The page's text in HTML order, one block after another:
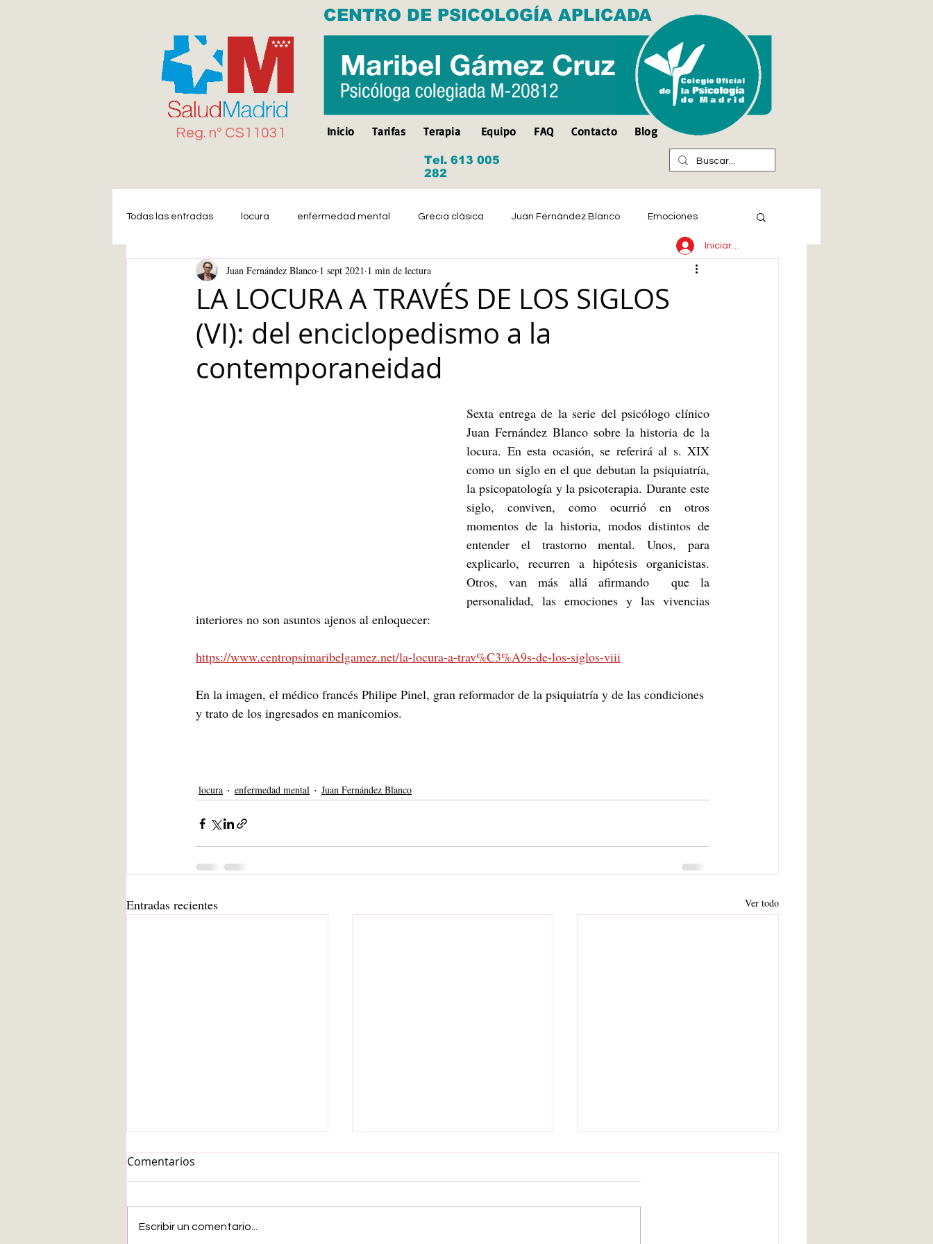
CENTRO DE PSICOLOGÍA APLICADA
Reg. nº CS11031 Inicio Tarifas Terapia Equipo FAQ Contacto Blog
Tel. 613 005
282
Todas las entradas locura enfermedad mental Grecia clásica Juan Fernández Blanco Emociones
Estrés Ansiedad Suicidio Discapacidad
Blanca de la Torre Fernández Maribel Gámez Comunicación Hijos
Cambio de sexo Orientación sexual Adolescencia
LA LOCURA A TRAVÉS DE LOS SIGLOS
(VI): del enciclopedismo a la
contemporaneidad
Juan Fernández Blanco 1 sept 2021 1 min de lectura
Sexta entrega de la serie del psicólogo clínico
Juan Fernández Blanco sobre la historia de la
locura. En esta ocasión, se referirá al s. XIX
como un siglo en el que debutan la psiquiatría,
la psicopatología y la psicoterapia. Durante este
siglo, conviven, como ocurrió en otros
momentos de la historia, modos distintos de
entender el trastorno mental. Unos, para
explicarlo, recurren a hipótesis organicistas.
Otros, van más allá afirmando  que la
personalidad, las emociones y las vivencias
interiores no son asuntos ajenos al enloquecer:
https://www.centropsimaribelgamez.net/la-locura-a-trav%C3%A9s-de-los-siglos-viii
En la imagen, el médico francés Philipe Pinel, gran reformador de la psiquiatría y de las condiciones
y trato de los ingresados en manicomios.
locura enfermedad mental Juan Fernández Blanco
Entradas recientes Ver todo
Comentarios
Escribir un comentario...
Iniciar sesión